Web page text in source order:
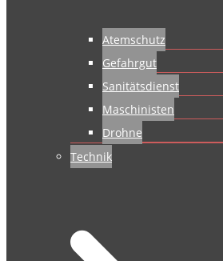
Atemschutz
Gefahrgut
Sanitätsdienst
Maschinisten
Drohne
Technik